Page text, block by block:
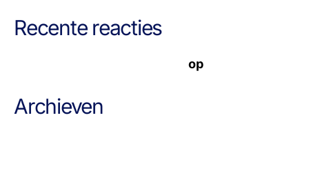
Recente reacties
op
Archieven